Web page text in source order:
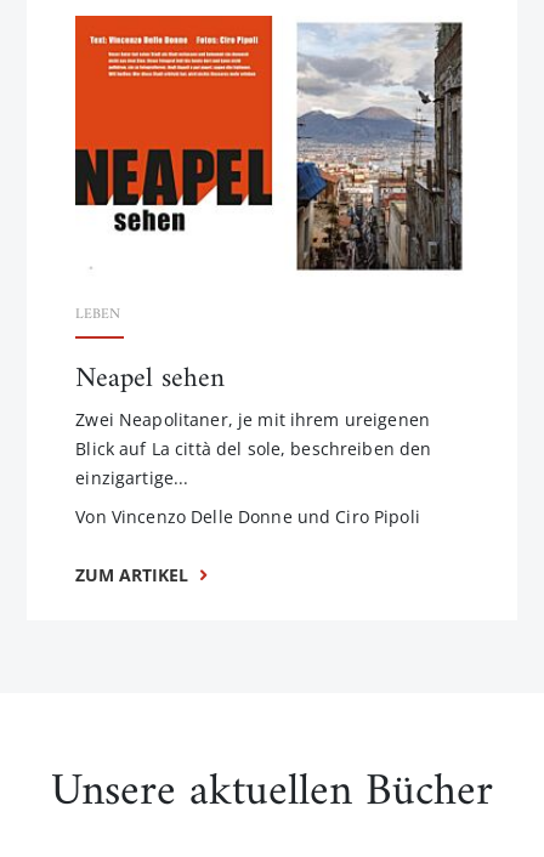
LEBEN
Neapel sehen
Zwei Neapolitaner, je mit ihrem ureigenen
Blick auf La città del sole, beschreiben den
einzigartige...
Von Vincenzo Delle Donne und Ciro Pipoli
ZUM ARTIKEL
Unsere aktuellen Bücher